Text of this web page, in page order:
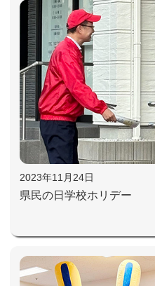
2023年11月24日
県民の日学校ホリデー